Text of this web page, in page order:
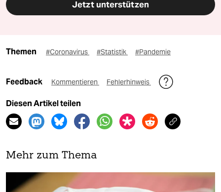
Jetzt unterstützen
Themen #Coronavirus #Statistik #Pandemie
Feedback Kommentieren Fehlerhinweis
Diesen Artikel teilen
Mehr zum Thema